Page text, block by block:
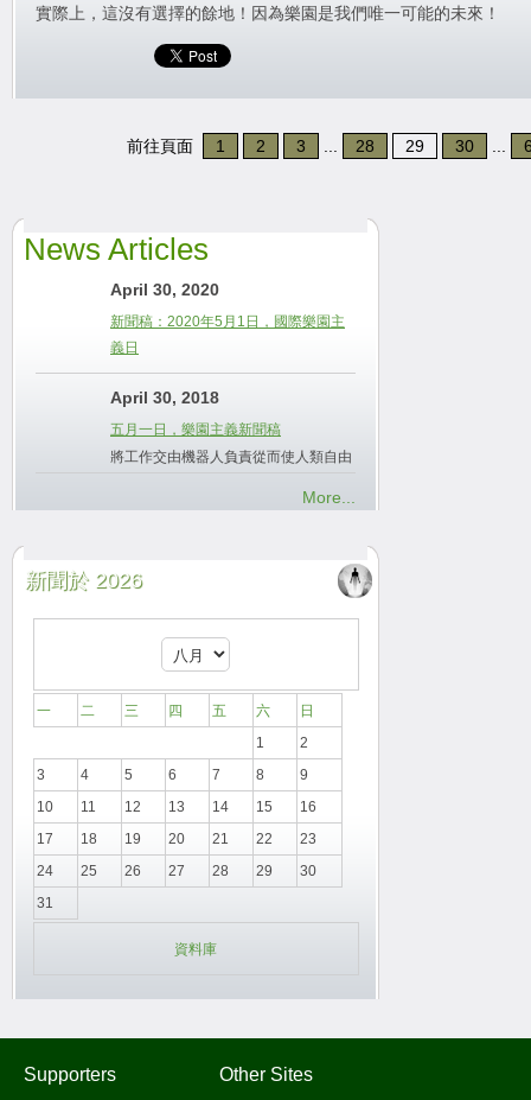
實際上，這沒有選擇的餘地！因為樂園是我們唯一可能的未來！
前往頁面 1 2 3 28 29 30
News Articles
April 30, 2020
新聞稿：2020年5月1日，國際樂園主
義日
April 30, 2018
五月一日，樂園主義新聞稿
將工作交由機器人負責從而使人類自由
More...
新聞於 2026
一 二 三 四 五 六
日
1
2
3
4 5 6 7 8
9
10
11 12 13 14 15
16
17
18 19 20 21 22
23
24
25 26 27 28 29
30
31
資料庫
Supporters Other Sites